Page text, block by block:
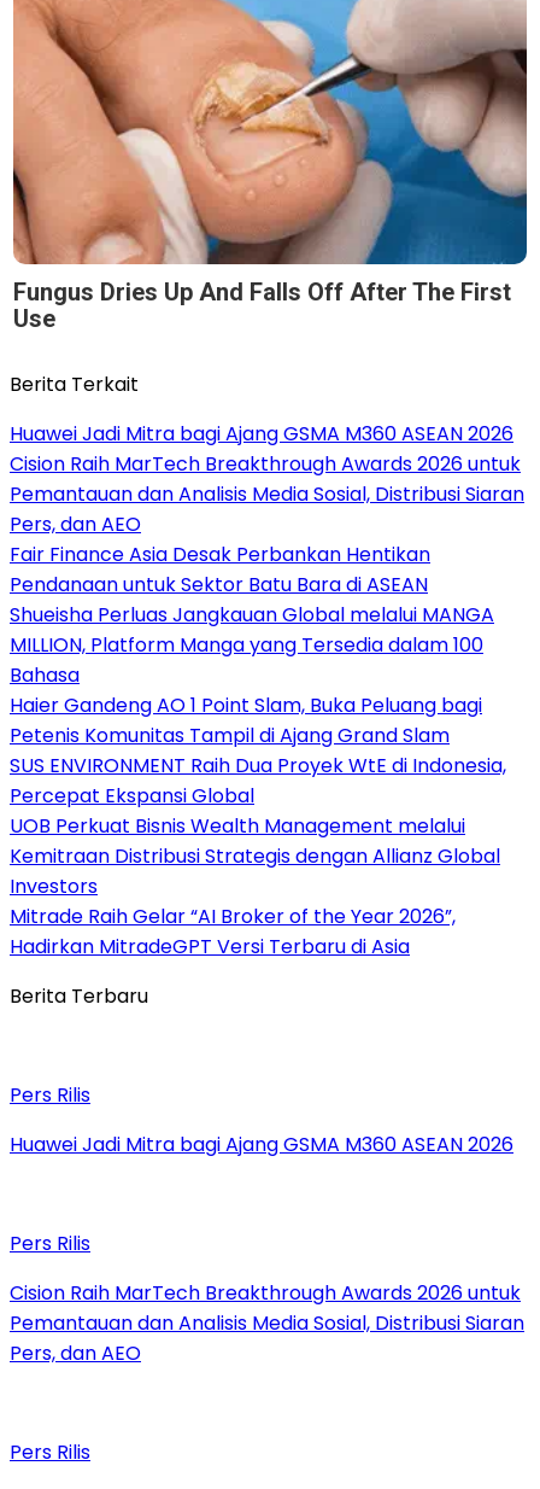
Fungus Dries Up And Falls Off After The First
Use
Berita Terkait
Huawei Jadi Mitra bagi Ajang GSMA M360 ASEAN 2026
Cision Raih MarTech Breakthrough Awards 2026 untuk
Pemantauan dan Analisis Media Sosial, Distribusi Siaran
Pers, dan AEO
Fair Finance Asia Desak Perbankan Hentikan
Pendanaan untuk Sektor Batu Bara di ASEAN
Shueisha Perluas Jangkauan Global melalui MANGA
MILLION, Platform Manga yang Tersedia dalam 100
Bahasa
Haier Gandeng AO 1 Point Slam, Buka Peluang bagi
Petenis Komunitas Tampil di Ajang Grand Slam
SUS ENVIRONMENT Raih Dua Proyek WtE di Indonesia,
Percepat Ekspansi Global
UOB Perkuat Bisnis Wealth Management melalui
Kemitraan Distribusi Strategis dengan Allianz Global
Investors
Mitrade Raih Gelar “AI Broker of the Year 2026”,
Hadirkan MitradeGPT Versi Terbaru di Asia
Berita Terbaru
Pers Rilis
Huawei Jadi Mitra bagi Ajang GSMA M360 ASEAN 2026
Pers Rilis
Cision Raih MarTech Breakthrough Awards 2026 untuk
Pemantauan dan Analisis Media Sosial, Distribusi Siaran
Pers, dan AEO
Pers Rilis